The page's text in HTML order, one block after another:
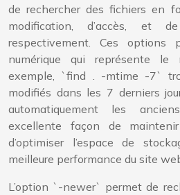
de rechercher des fichiers en
modification, d’accès, et
respectivement. Ces options
numérique qui représente le
exemple, `find . -mtime -7`
modifiés dans les 7 derniers
automatiquement les
excellente façon de
d’optimiser l’espace de
meilleure performance du site
L’option `-newer` permet de